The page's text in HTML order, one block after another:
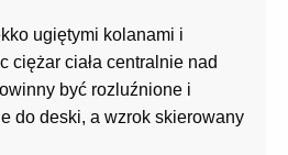
ugiętymi kolanami i
ciężar ciała centralnie nad
być rozluźnione i
do deski, a wzrok skierowany